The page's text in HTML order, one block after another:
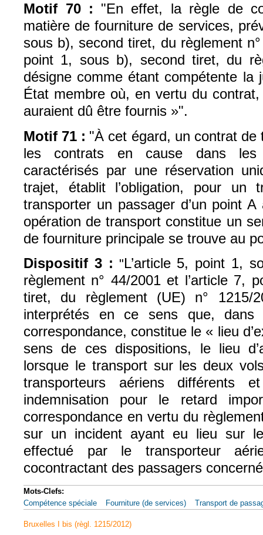
Motif 70 : "En effet, la règle de
matière de fourniture de services,
sous b), second tiret, du règlement
point 1, sous b), second tiret, du
désigne comme étant compétente la
État membre où, en vertu du
auraient dû être fournis »".
Motif 71 : "À cet égard, un contrat de
les contrats en cause dans les
caractérisés par une réservation
trajet, établit l’obligation, pour un
transporter un passager d’un point
opération de transport constitue un
de fourniture principale se trouve au
Dispositif 3 : "L’article 5, point 1,
règlement n° 44/2001 et l’article 7,
tiret, du règlement (UE) n° 1215/
interprétés en ce sens que,
correspondance, constitue le « lieu
sens de ces dispositions, le lieu
lorsque le transport sur les deux
transporteurs aériens différents
indemnisation pour le retard
correspondance en vertu du
sur un incident ayant eu lieu sur
effectué par le transporteur
cocontractant des passagers
Mots-Clefs:
Compétence spéciale
Fourniture (de services) Transport de
Bruxelles I bis (règl. 1215/2012)